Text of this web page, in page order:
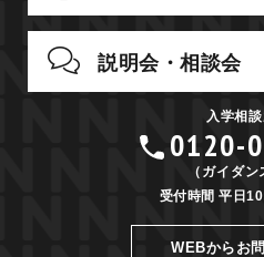
説明会・相談会
入学相
0120-
（ガイダン
受付時間 平日
WEBからお